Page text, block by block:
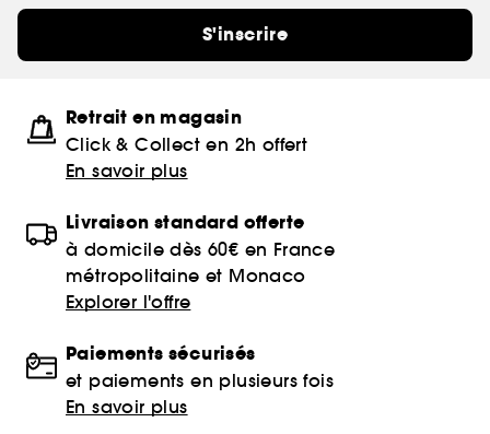
S'inscrire
Retrait en magasin
Click & Collect en 2h offert
En savoir plus
Livraison standard offerte
à domicile dès 60€ en France
métropolitaine et Monaco
Explorer l'offre
Paiements sécurisés
et paiements en plusieurs fois
En savoir plus